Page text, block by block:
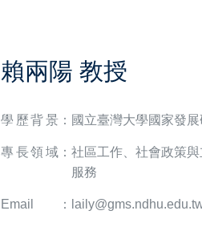
賴兩陽 教授
學歷背景 ： 國立臺灣大學國家發
專長領域 ： 社區工作、社會政策
服務
Email ：